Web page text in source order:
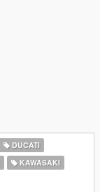
DUCATI
KAWASAKI